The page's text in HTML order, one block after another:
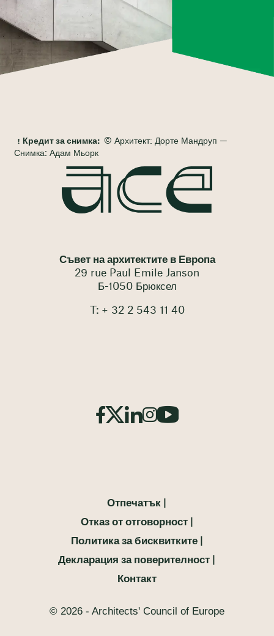
Кредит за снимка: © Архитект: Дорте Мандруп —
Снимка: Адам Мьорк
Съвет на архитектите в Европа
29 rue Paul Emile Janson
Б-1050 Брюксел
T: + 32 2 543 11 40
Отпечатък
Отказ от отговорност
Политика за бисквитките
Декларация за поверителност
Контакт
© 2026 - Architects' Council of Europe